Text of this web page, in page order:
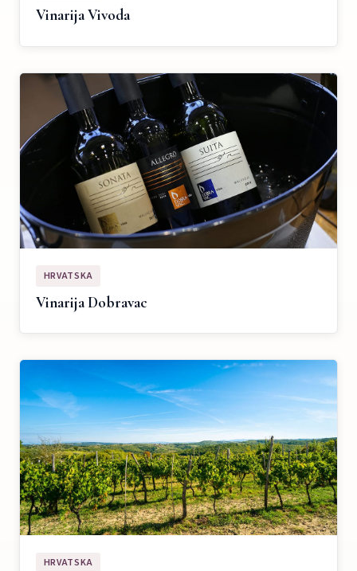
Vinarija Vivoda
HRVATSKA
Vinarija Dobravac
HRVATSKA